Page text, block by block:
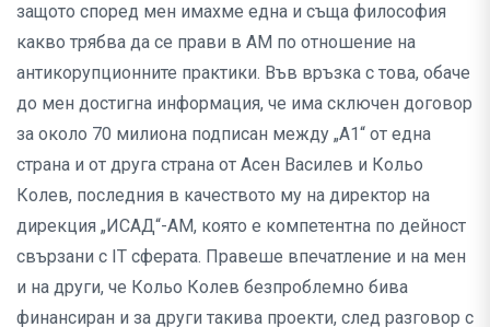
защото според мен имахме една и съща философия
какво трябва да се прави в АМ по отношение на
антикорупционните практики. Във връзка с това, обаче
до мен достигна информация, че има сключен договор
за около 70 милиона подписан между „А1“ от една
страна и от друга страна от Асен Василев и Кольо
Колев, последния в качеството му на директор на
дирекция „ИСАД“-АМ, която е компетентна по дейност
свързани с IT сферата. Правеше впечатление и на мен
и на други, че Кольо Колев безпроблемно бива
финансиран и за други такива проекти, след разговор с